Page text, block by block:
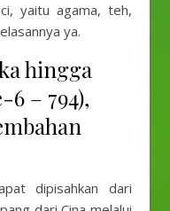
yaitu agama, teh,
ya.
hingga
6 – 794),
dipisahkan dari